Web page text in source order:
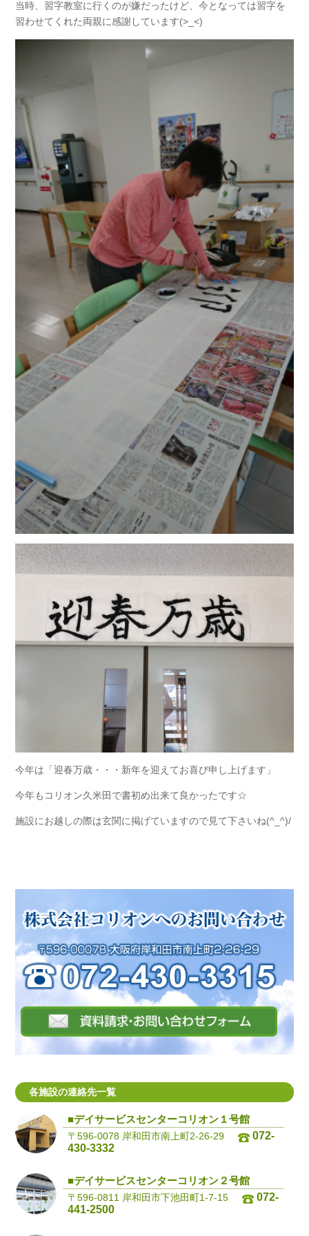
当時、習字教室に行くのが嫌だったけど、今となっては習字を
習わせてくれた両親に感謝しています(>_<)
今年は「迎春万歳・・・新年を迎えてお喜び申し上げます」
今年もコリオン久米田で書初め出来て良かったです☆
施設にお越しの際は玄関に掲げていますので見て下さいね(^_^)/
各施設の連絡先一覧
■デイサービスセンターコリオン１号館
〒596-0078 岸和田市南上町2-26-29
072-
430-3332
■デイサービスセンターコリオン２号館
〒596-0811 岸和田市下池田町1-7-15
072-
441-2500